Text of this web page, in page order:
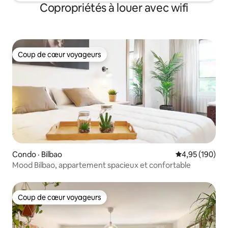
Copropriétés à louer avec wifi
Coup de cœur voyageurs
Coup de cœur voyageurs
Condo · Bilbao Note
4,95 (190)
Mood Bilbao, appartement spacieux et confortable
Coup de cœur voyageurs
Coup de cœur voyageurs